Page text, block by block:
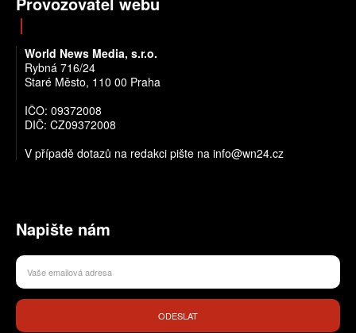
World News Media, s.r.o.
Rybná 716/24
Staré Město, 110 00 Praha
IČO: 09372008
DIČ: CZ09372008
V případě dotazů na redakci pište na info@wn24.cz
Napište nám
ODESLAT